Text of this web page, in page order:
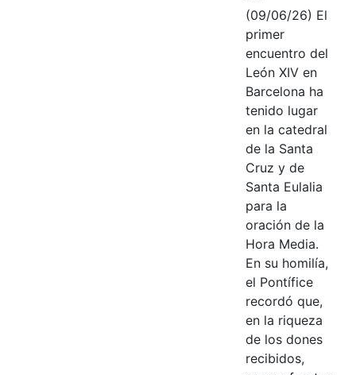
(09/06/26) El
primer
encuentro del
León XIV en
Barcelona ha
tenido lugar
en la catedral
de la Santa
Cruz y de
Santa Eulalia
para la
oración de la
Hora Media.
En su homilía,
el Pontífice
recordó que,
en la riqueza
de los dones
recibidos,